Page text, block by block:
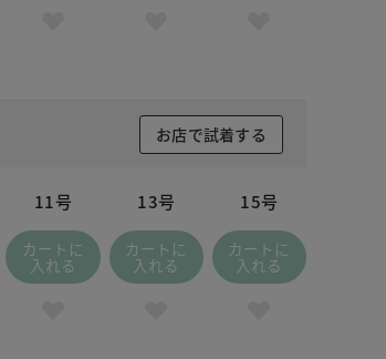
お店で試着する
11号
カートに
入れる
13号
カートに
入れる
15号
カートに
入れる